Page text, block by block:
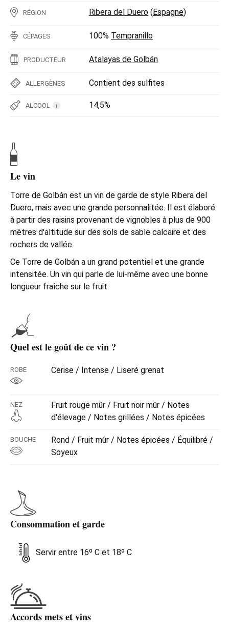
RÉGION Ribera del Duero (Espagne)
CÉPAGES 100% Tempranillo
PRODUCTEUR Atalayas de Golbán
ALLERGÈNES Contient des sulfites
ALCOOL i 14,5%
Le vin
Torre de Golbán est un vin de garde de style Ribera del
Duero, mais avec une grande personnalitée. Il est élaboré
à partir des raisins provenant de vignobles à plus de 900
mètres d'altitude sur des sols de sable calcaire et des
rochers de vallée.
Ce Torre de Golbán a un grand potentiel et une grande
intensitée. Un vin qui parle de lui-même avec une bonne
longueur fraîche sur le fruit.
Quel est le goût de ce vin ?
ROBE Cerise / Intense / Liseré grenat
NEZ
Fruit rouge mûr / Fruit noir mûr / Notes
d'élevage / Notes grillées / Notes épicées
BOUCHE
Rond / Fruit mûr / Notes épicées / Équilibré /
Soyeux
Consommation et garde
Servir entre 16º C et 18º C
Accords mets et vins